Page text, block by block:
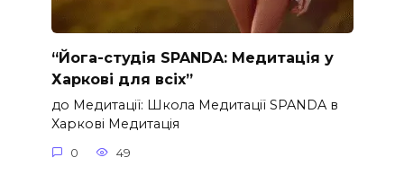
“Йога-студія SPANDA: Медитація у
Харкові для всіх”
до Медитації: Школа Медитації SPANDA в
Харкові Медитація
0 49